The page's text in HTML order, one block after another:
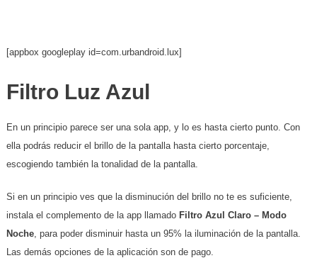
[appbox googleplay id=com.urbandroid.lux]
Filtro Luz Azul
En un principio parece ser una sola app, y lo es hasta cierto punto. Con
ella podrás reducir el brillo de la pantalla hasta cierto porcentaje,
escogiendo también la tonalidad de la pantalla.
Si en un principio ves que la disminución del brillo no te es suficiente,
instala el complemento de la app llamado Filtro Azul Claro – Modo
Noche, para poder disminuir hasta un 95% la iluminación de la pantalla.
Las demás opciones de la aplicación son de pago.